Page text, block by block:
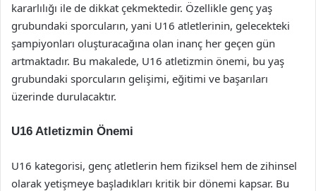
kararlılığı ile de dikkat çekmektedir. Özellikle genç yaş
grubundaki sporcuların, yani U16 atletlerinin, gelecekteki
şampiyonları oluşturacağına olan inanç her geçen gün
artmaktadır. Bu makalede, U16 atletizmin önemi, bu yaş
grubundaki sporcuların gelişimi, eğitimi ve başarıları
üzerinde durulacaktır.
U16 Atletizmin Önemi
U16 kategorisi, genç atletlerin hem fiziksel hem de zihinsel
olarak yetişmeye başladıkları kritik bir dönemi kapsar. Bu